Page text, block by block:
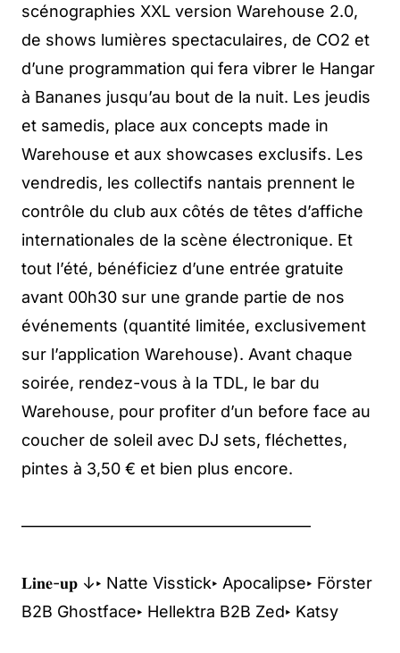
scénographies XXL version Warehouse 2.0,
de shows lumières spectaculaires, de CO2 et
d’une programmation qui fera vibrer le Hangar
à Bananes jusqu’au bout de la nuit. Les jeudis
et samedis, place aux concepts made in
Warehouse et aux showcases exclusifs. Les
vendredis, les collectifs nantais prennent le
contrôle du club aux côtés de têtes d’affiche
internationales de la scène électronique. Et
tout l’été, bénéficiez d’une entrée gratuite
avant 00h30 sur une grande partie de nos
événements (quantité limitée, exclusivement
sur l’application Warehouse). Avant chaque
soirée, rendez-vous à la TDL, le bar du
Warehouse, pour profiter d’un before face au
coucher de soleil avec DJ sets, fléchettes,
pintes à 3,50 € et bien plus encore.
——————————————————
𝐋𝐢𝐧𝐞-𝐮𝐩 ↓‣ Natte Visstick‣ Apocalipse‣ Förster
B2B Ghostface‣ Hellektra B2B Zed‣ Katsy